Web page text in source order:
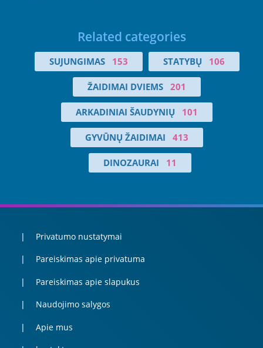
Related categories
SUJUNGIMAS 153 STATYBŲ 106
ŽAIDIMAI DVIEMS 201
ARKADINIAI ŠAUDYNIŲ 101
GYVŪNŲ ŽAIDIMAI 413
DINOZAURAI 11
Privatumo nustatymai
Pareiskimas apie privatuma
Pareiskimas apie slapukus
Naudojimo salygos
Apie mus